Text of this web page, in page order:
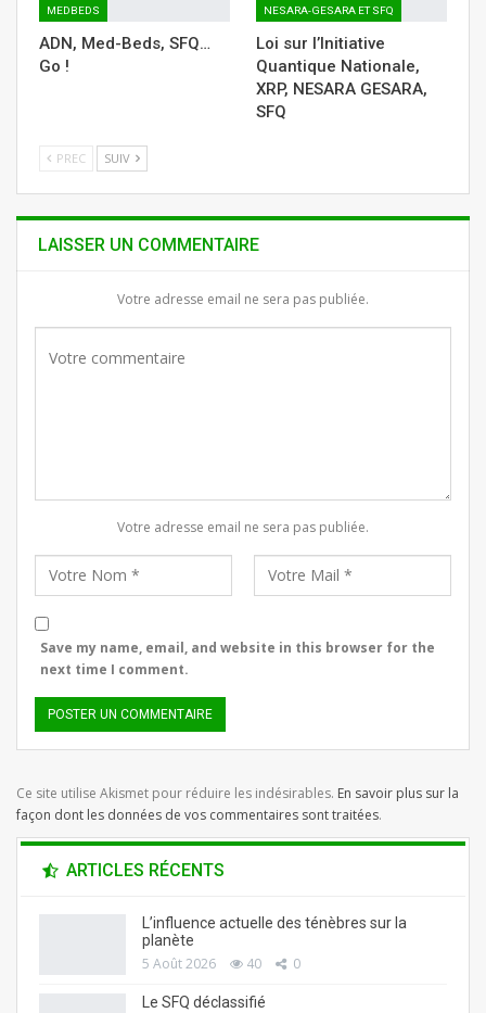
MEDBEDS
ADN, Med-Beds, SFQ…
Go !
NESARA-GESARA ET SFQ
Loi sur l’Initiative
Quantique Nationale,
XRP, NESARA GESARA,
SFQ
PREC SUIV
LAISSER UN COMMENTAIRE
Votre adresse email ne sera pas publiée.
Votre adresse email ne sera pas publiée.
Save my name, email, and website in this browser for the
next time I comment.
Ce site utilise Akismet pour réduire les indésirables. En savoir plus sur la
façon dont les données de vos commentaires sont traitées.
ARTICLES RÉCENTS
L’influence actuelle des ténèbres sur la
planète
5 Août 2026 40 0
Le SFQ déclassifié